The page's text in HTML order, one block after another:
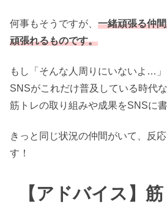
何事もそうですが、 一緒頑張る仲
頑張れるものです。
もし「そんな人周りにいないよ…
SNSがこれだけ普及している時代
筋トレの取り組みや成果をSNSに
きっと同じ状況の仲間がいて、反
す！
【アドバイス】